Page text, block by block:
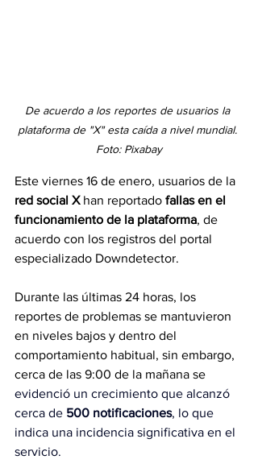
De acuerdo a los reportes de usuarios la
plataforma de "X" esta caída a nivel mundial.
Foto: Pixabay
Este viernes 16 de enero, usuarios de la
red social X han reportado fallas en el
funcionamiento de la plataforma, de
acuerdo con los registros del portal
especializado Downdetector.
Durante las últimas 24 horas, los
reportes de problemas se mantuvieron
en niveles bajos y dentro del
comportamiento habitual, sin embargo,
cerca de las 9:00 de la mañana se
evidenció un crecimiento que alcanzó
cerca de 500 notificaciones, lo que
indica una incidencia significativa en el
servicio.